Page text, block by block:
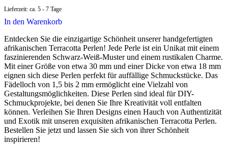
Lieferzeit: ca. 5 - 7 Tage
In den Warenkorb
Entdecken Sie die einzigartige Schönheit unserer handgefertigten
afrikanischen Terracotta Perlen! Jede Perle ist ein Unikat mit einem
faszinierenden Schwarz-Weiß-Muster und einem rustikalen Charme.
Mit einer Größe von etwa 30 mm und einer Dicke von etwa 18 mm
eignen sich diese Perlen perfekt für auffällige Schmuckstücke. Das
Fädelloch von 1,5 bis 2 mm ermöglicht eine Vielzahl von
Gestaltungsmöglichkeiten. Diese Perlen sind ideal für DIY-
Schmuckprojekte, bei denen Sie Ihre Kreativität voll entfalten
können. Verleihen Sie Ihren Designs einen Hauch von Authentizität
und Exotik mit unseren exquisiten afrikanischen Terracotta Perlen.
Bestellen Sie jetzt und lassen Sie sich von ihrer Schönheit
inspirieren!